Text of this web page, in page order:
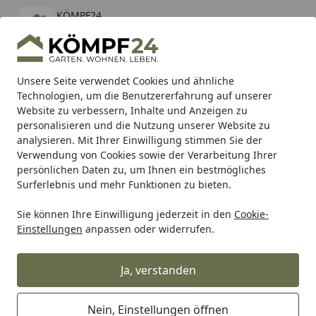
Unsere Seite verwendet Cookies und ähnliche
Technologien, um die Benutzererfahrung auf unserer
Website zu verbessern, Inhalte und Anzeigen zu
personalisieren und die Nutzung unserer Website zu
analysieren. Mit Ihrer Einwilligung stimmen Sie der
Verwendung von Cookies sowie der Verarbeitung Ihrer
persönlichen Daten zu, um Ihnen ein bestmögliches
Surferlebnis und mehr Funktionen zu bieten.
Sie können Ihre Einwilligung jederzeit in den Cookie-
Einstellungen anpassen oder widerrufen.
Ja, verstanden
Nein, Einstellungen öffnen
KÖMPF24
kostenlos - Im App Store
Hotline
Alle Produkte
Mein Konto
Suchen
Karibu Pools inkl. gratis Sandfilteranlage & Pool-
Starterset (Gesamtwert bis 468,99€)
Startseite
Zaun Sichtschutzzaun Holz Sichtschutz Zäune
T&J Maxi Massivzaun 180 x 150 cm